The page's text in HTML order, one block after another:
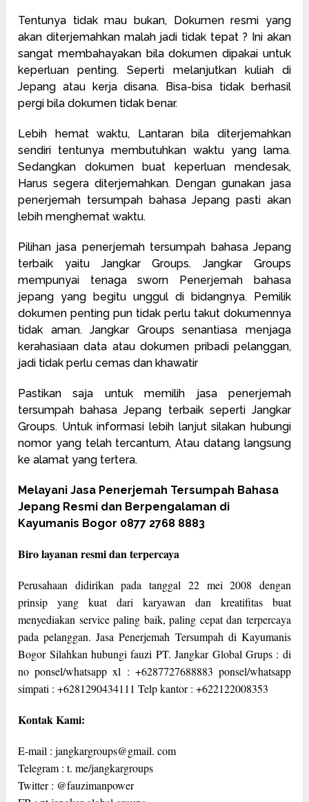
Tentunya tidak mau bukan, Dokumen resmi yang
akan diterjemahkan malah jadi tidak tepat ? Ini akan
sangat membahayakan bila dokumen dipakai untuk
keperluan penting. Seperti melanjutkan kuliah di
Jepang atau kerja disana. Bisa-bisa tidak berhasil
pergi bila dokumen tidak benar.
Lebih hemat waktu, Lantaran bila diterjemahkan
sendiri tentunya membutuhkan waktu yang lama.
Sedangkan dokumen buat keperluan mendesak,
Harus segera diterjemahkan. Dengan gunakan jasa
penerjemah tersumpah bahasa Jepang pasti akan
lebih menghemat waktu.
Pilihan jasa penerjemah tersumpah bahasa Jepang
terbaik yaitu Jangkar Groups. Jangkar Groups
mempunyai tenaga sworn Penerjemah bahasa
jepang yang begitu unggul di bidangnya. Pemilik
dokumen penting pun tidak perlu takut dokumennya
tidak aman. Jangkar Groups senantiasa menjaga
kerahasiaan data atau dokumen pribadi pelanggan,
jadi tidak perlu cemas dan khawatir
Pastikan saja untuk memilih jasa penerjemah
tersumpah bahasa Jepang terbaik seperti Jangkar
Groups. Untuk informasi lebih lanjut silakan hubungi
nomor yang telah tercantum, Atau datang langsung
ke alamat yang tertera.
Melayani Jasa Penerjemah Tersumpah Bahasa
Jepang Resmi dan Berpengalaman di
Kayumanis Bogor 0877 2768 8883
Biro layanan resmi dan terpercaya
Perusahaan didirikan pada tanggal 22 mei 2008 dengan
prinsip yang kuat dari karyawan dan kreatifitas buat
menyediakan service paling baik, paling cepat dan terpercaya
pada pelanggan. Jasa Penerjemah Tersumpah di Kayumanis
Bogor Silahkan hubungi fauzi PT. Jangkar Global Grups : di
no ponsel/whatsapp xl : +6287727688883 ponsel/whatsapp
simpati : +6281290434111 Telp kantor : +622122008353
Kontak Kami:
E-mail : jangkargroups@gmail. com
Telegram : t. me/jangkargroups
Twitter : @fauzimanpower